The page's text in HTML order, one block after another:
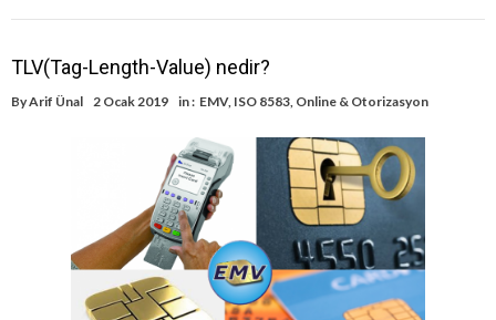
TLV(Tag-Length-Value) nedir?
ByArif Ünal 2 Ocak 2019 in : EMV, ISO 8583, Online & Otorizasyon